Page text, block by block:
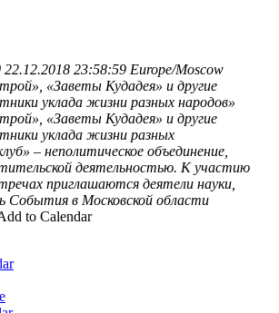
22.12.2018 23:58:59 Europe/Moscow
«Заветы Кудадея» и другие
уклада жизни разных народов»
«Заветы Кудадея» и другие
уклада жизни разных
– неполитическое объединение,
деятельностью. К участию
приглашаются деятели науки,
События в Московской области
to Calendar